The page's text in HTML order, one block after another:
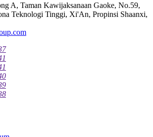
A, Taman Kawijaksanaan Gaoke, No.59,
Teknologi Tinggi, Xi'An, Propinsi Shaanxi,